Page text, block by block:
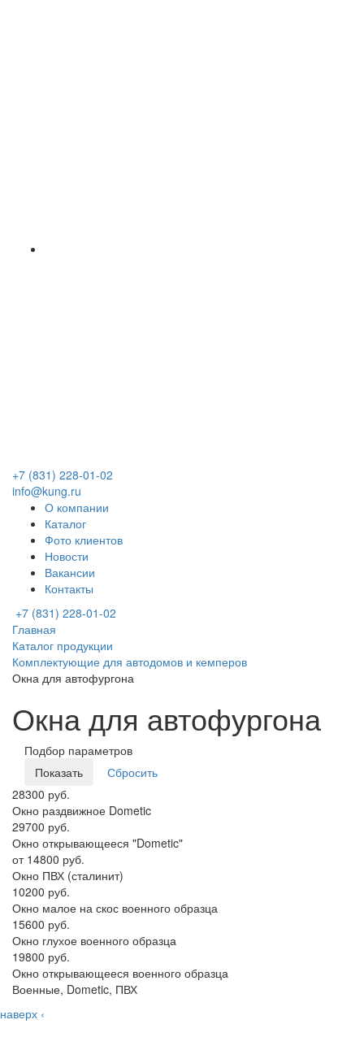
+7 (831) 228-01-02
info@kung.ru
О компании
Каталог
Фото клиентов
Новости
Вакансии
Контакты
+7 (831) 228-01-02
Главная
Каталог продукции
Комплектующие для автодомов и кемперов
Окна для автофургона
Окна для автофургона
Подбор параметров
28300 руб.
Окно раздвижное Dometic
29700 руб.
Окно открывающееся "Dometic"
от 14800 руб.
Окно ПВХ (сталинит)
10200 руб.
Окно малое на скос военного образца
15600 руб.
Окно глухое военного образца
19800 руб.
Окно открывающееся военного образца
Военные, Dometic, ПВХ
наверх ‹